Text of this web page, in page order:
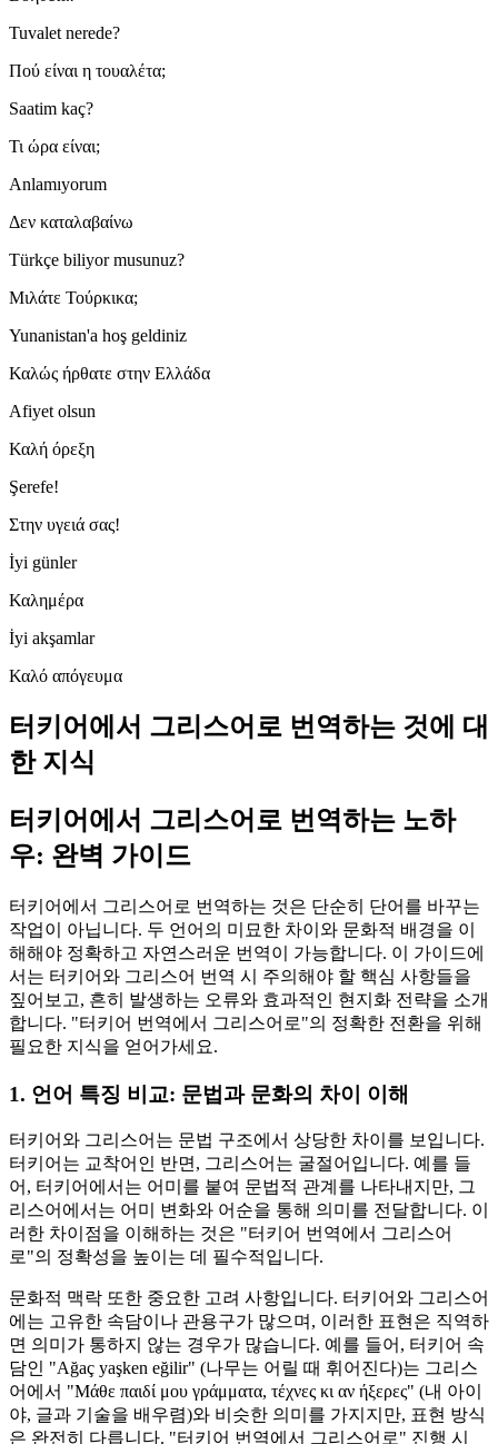
Tuvalet nerede?
Πού είναι η τουαλέτα;
Saatim kaç?
Τι ώρα είναι;
Anlamıyorum
Δεν καταλαβαίνω
Türkçe biliyor musunuz?
Μιλάτε Τούρκικα;
Yunanistan'a hoş geldiniz
Καλώς ήρθατε στην Ελλάδα
Afiyet olsun
Καλή όρεξη
Şerefe!
Στην υγειά σας!
İyi günler
Καλημέρα
İyi akşamlar
Καλό απόγευμα
터키어에서 그리스어로 번역하는 것에 대
한 지식
터키어에서 그리스어로 번역하는 노하
우: 완벽 가이드
터키어에서 그리스어로 번역하는 것은 단순히 단어를 바꾸는
작업이 아닙니다. 두 언어의 미묘한 차이와 문화적 배경을 이
해해야 정확하고 자연스러운 번역이 가능합니다. 이 가이드에
서는 터키어와 그리스어 번역 시 주의해야 할 핵심 사항들을
짚어보고, 흔히 발생하는 오류와 효과적인 현지화 전략을 소개
합니다. "터키어 번역에서 그리스어로"의 정확한 전환을 위해
필요한 지식을 얻어가세요.
1. 언어 특징 비교: 문법과 문화의 차이 이해
터키어와 그리스어는 문법 구조에서 상당한 차이를 보입니다.
터키어는 교착어인 반면, 그리스어는 굴절어입니다. 예를 들
어, 터키어에서는 어미를 붙여 문법적 관계를 나타내지만, 그
리스어에서는 어미 변화와 어순을 통해 의미를 전달합니다. 이
러한 차이점을 이해하는 것은 "터키어 번역에서 그리스어
로"의 정확성을 높이는 데 필수적입니다.
문화적 맥락 또한 중요한 고려 사항입니다. 터키어와 그리스어
에는 고유한 속담이나 관용구가 많으며, 이러한 표현은 직역하
면 의미가 통하지 않는 경우가 많습니다. 예를 들어, 터키어 속
담인 "Ağaç yaşken eğilir" (나무는 어릴 때 휘어진다)는 그리스
어에서 "Μάθε παιδί μου γράμματα, τέχνες κι αν ήξερες" (내 아이
야, 글과 기술을 배우렴)와 비슷한 의미를 가지지만, 표현 방식
은 완전히 다릅니다. "터키어 번역에서 그리스어로" 진행 시